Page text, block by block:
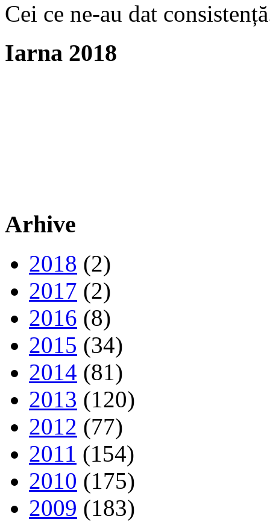
Cei ce ne-au dat
Iarna 2018
Arhive
2018 (2)
2017 (2)
2016 (8)
2015 (34)
2014 (81)
2013 (120)
2012 (77)
2011 (154)
2010 (175)
2009 (183)